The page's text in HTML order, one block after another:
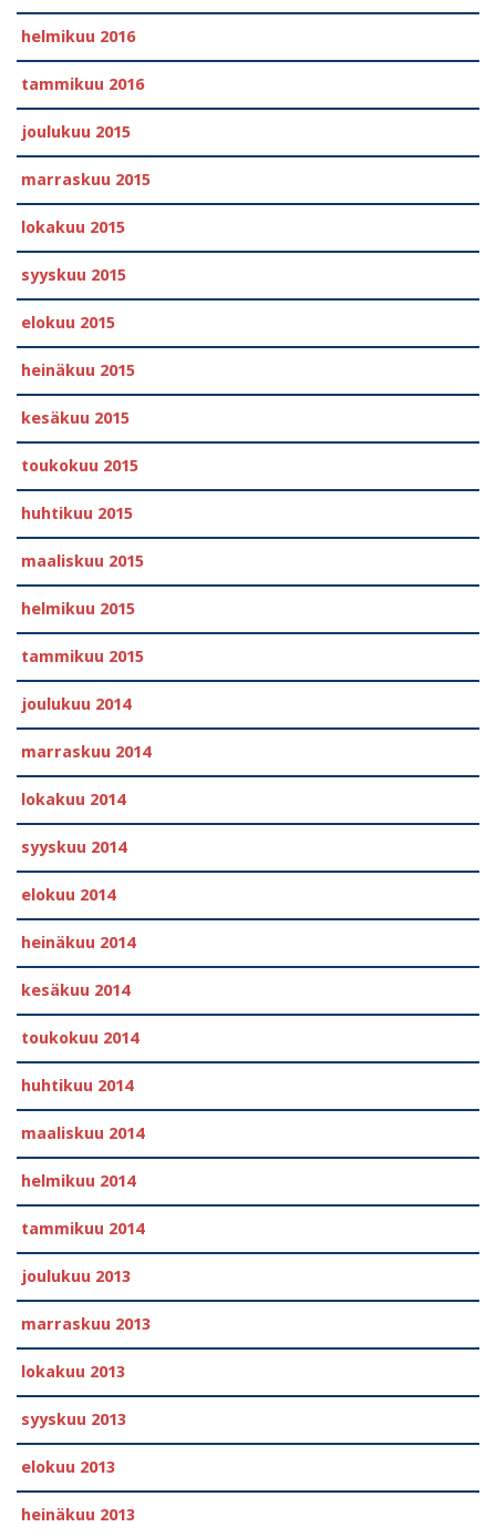
helmikuu 2016
tammikuu 2016
joulukuu 2015
marraskuu 2015
lokakuu 2015
syyskuu 2015
elokuu 2015
heinäkuu 2015
kesäkuu 2015
toukokuu 2015
huhtikuu 2015
maaliskuu 2015
helmikuu 2015
tammikuu 2015
joulukuu 2014
marraskuu 2014
lokakuu 2014
syyskuu 2014
elokuu 2014
heinäkuu 2014
kesäkuu 2014
toukokuu 2014
huhtikuu 2014
maaliskuu 2014
helmikuu 2014
tammikuu 2014
joulukuu 2013
marraskuu 2013
lokakuu 2013
syyskuu 2013
elokuu 2013
heinäkuu 2013